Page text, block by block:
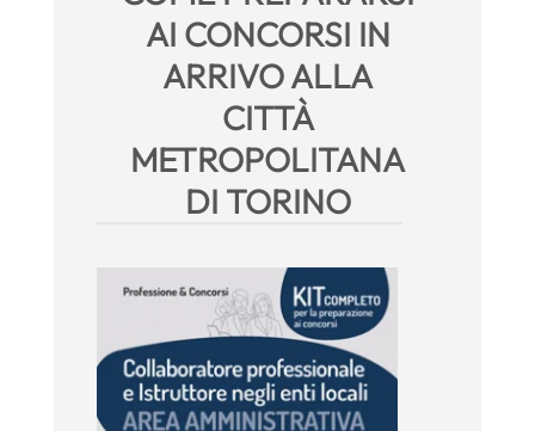
AI CONCORSI IN
ARRIVO ALLA
CITTÀ
METROPOLITANA
DI TORINO